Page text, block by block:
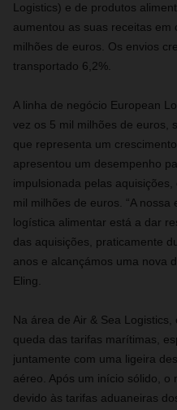
Logistics) e de produtos
aumentou as suas receitas em
milhões de euros. Os envios
transportado 6,2%.
A linha de negócio European
vez os 5 mil milhões de euros,
que representa um
apresentou um desempenho
impulsionada pelas
mil milhões de euros. “A
logística alimentar está a dar
das aquisições, praticamente
anos e alcançámos uma nova
Eling.
Na área de Air & Sea
queda das tarifas marítimas,
juntamente com uma ligeira
aéreo. Após um início sólido,
devido às tarifas aduaneiras